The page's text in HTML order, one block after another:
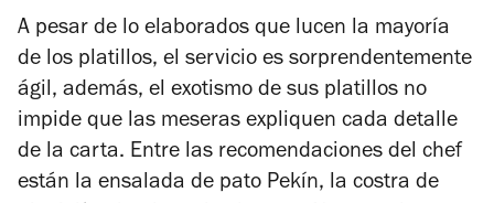
A pesar de lo elaborados que lucen la mayoría
de los platillos, el servicio es sorprendentemente
ágil, además, el exotismo de sus platillos no
impide que las meseras expliquen cada detalle
de la carta. Entre las recomendaciones del chef
están la ensalada de pato Pekín, la costra de